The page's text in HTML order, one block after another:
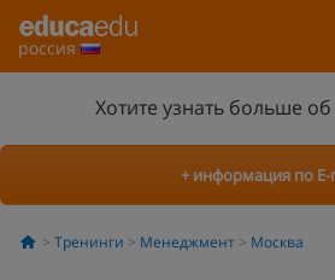
россия
Хотите узнать больше об
+ информация по E-
Тренинги Менеджмент Москва